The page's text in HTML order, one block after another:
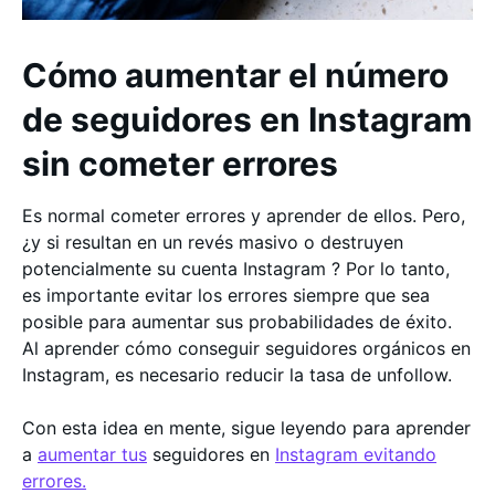
Cómo aumentar el número
de seguidores en Instagram
sin cometer errores
Es normal cometer errores y aprender de ellos. Pero,
¿y si resultan en un revés masivo o destruyen
potencialmente su cuenta Instagram ? Por lo tanto,
es importante evitar los errores siempre que sea
posible para aumentar sus probabilidades de éxito.
Al aprender cómo conseguir seguidores orgánicos en
Instagram, es necesario reducir la tasa de unfollow.
Con esta idea en mente, sigue leyendo para aprender
a aumentar tus seguidores en Instagram evitando
errores.